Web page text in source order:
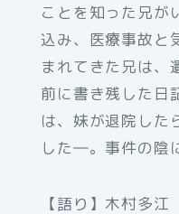
ことを知った兄が
込み、医療事故と
まれてきた兄は、
前に書き残した日
は、妹が退院した
した―。事件の陰
【語り】木村多江